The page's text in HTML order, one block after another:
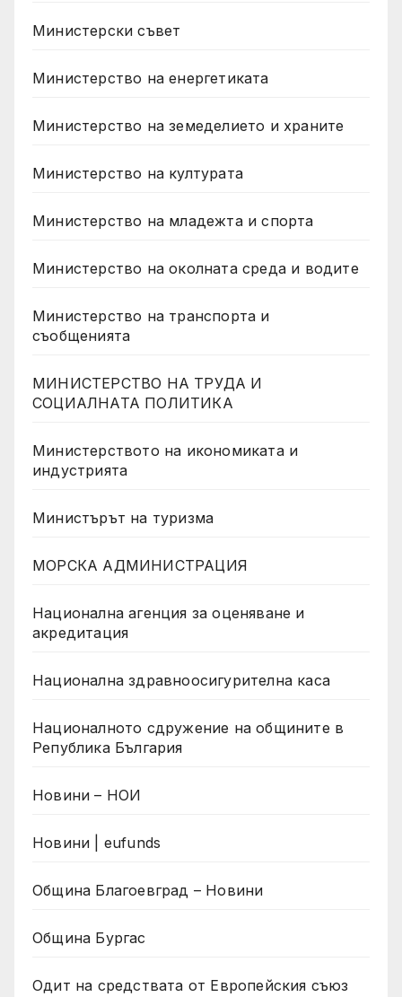
Министерски съвет
Министерство на енергетиката
Министерство на земеделието и храните
Министерство на културата
Министерство на младежта и спорта
Министерство на околната среда и водите
Министерство на транспорта и
съобщенията
МИНИСТЕРСТВО НА ТРУДА И
СОЦИАЛНАТА ПОЛИТИКА
Министерството на икономиката и
индустрията
Министърът на туризма
МОРСКА АДМИНИСТРАЦИЯ
Национална агенция за оценяване и
акредитация
Национална здравноосигурителна каса
Националното сдружение на общините в
Република България
Новини – НОИ
Новини | eufunds
Община Благоевград – Новини
Община Бургас
Одит на средствата от Европейския съюз